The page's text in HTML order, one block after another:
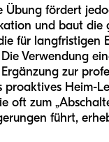
Übung fördert
und baut die
für langfristigen
Verwendung
zur
proaktives Heim-
oft zum
führt,